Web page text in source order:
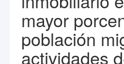
mayor
población
actividades